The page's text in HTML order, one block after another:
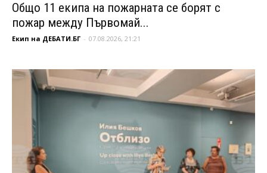
Общо 11 екипа на пожарната се борят с
пожар между Първомай...
Екип на ДЕБАТИ.БГ - 07.08.2026, 21:21